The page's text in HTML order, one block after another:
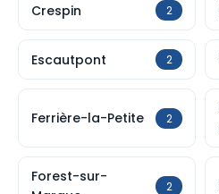
Crespin 2
Escautpont 2
Ferrière-la-Petite 2
Forest-sur-
2